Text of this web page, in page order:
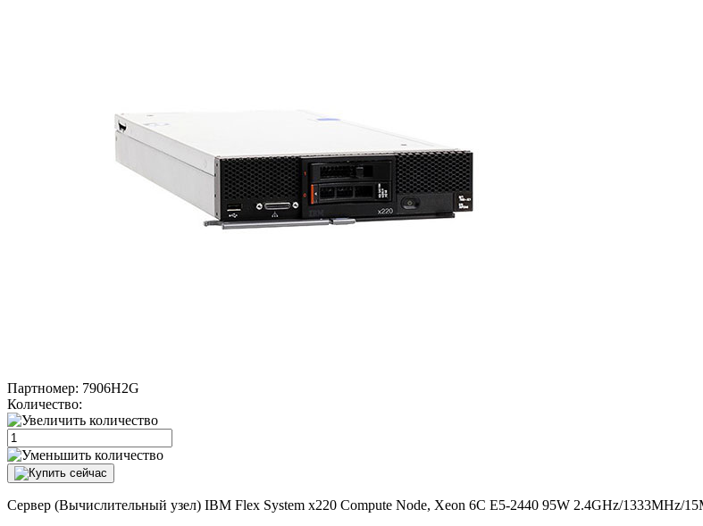
Партномер: 7906H2G
Количество:
Сервер (Вычислительный узел) IBM Flex System x220 Compute Node, Xeon 6C E5-2440 95W 2.4GHz/1333MHz/